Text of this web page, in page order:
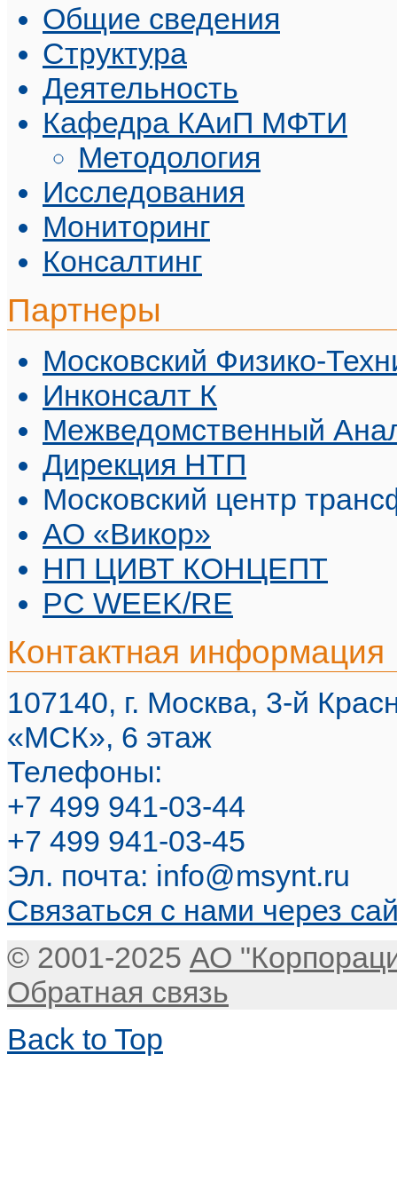
Общие сведения
Структура
Деятельность
Кафедра КАиП МФТИ
Методология
Исследования
Мониторинг
Консалтинг
Партнеры
Московский Физико-
Инконсалт К
Межведомственный
Дирекция НТП
Московский центр
АО «Викор»
НП ЦИВТ КОНЦЕПТ
PC WEEK/RE
Контактная информация
107140, г. Москва, 3-й
«МСК», 6 этаж
Телефоны:
+7 499 941-03-44
+7 499 941-03-45
Эл. почта: info@msynt.ru
Связаться с нами через
© 2001-2025 АО
Обратная связь
Back to Top